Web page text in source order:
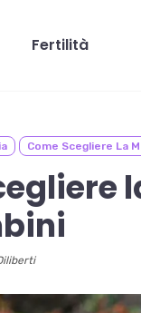
o ESC per
Fertilità
Come Scegliere La